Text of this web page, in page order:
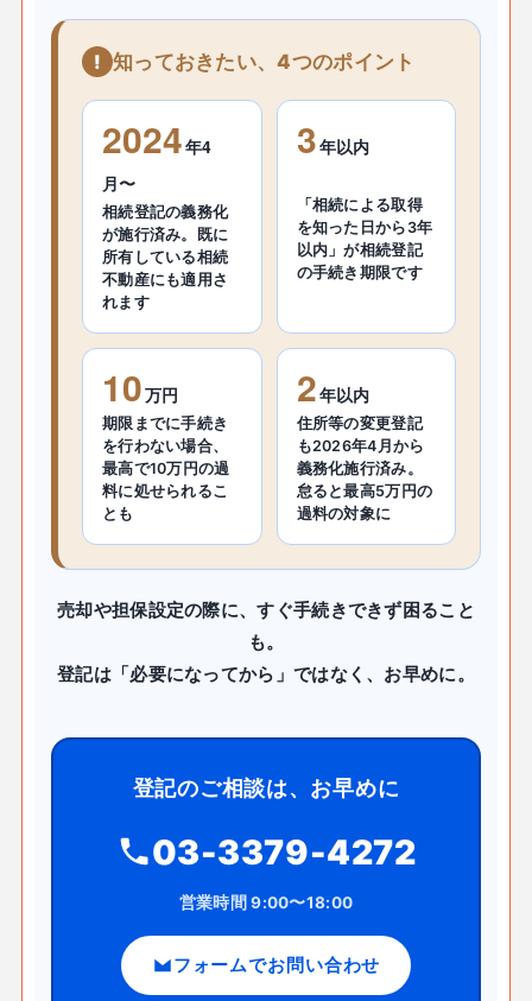
知っておきたい、4つのポイント
2024年4
月〜
相続登記の義務化
が施行済み。既に
所有している相続
不動産にも適用さ
れます
3年以内
「相続による取得
を知った日から3年
以内」が相続登記
の手続き期限です
10万円
期限までに手続き
を行わない場合、
最高で10万円の過
料に処せられるこ
とも
2年以内
住所等の変更登記
も2026年4月から
義務化施行済み。
怠ると最高5万円の
過料の対象に
売却や担保設定の際に、すぐ手続きできず困ること
も。
登記は「必要になってから」ではなく、お早めに。
登記のご相談は、お早めに
03-3379-4272
営業時間 9:00〜18:00
フォームでお問い合わせ